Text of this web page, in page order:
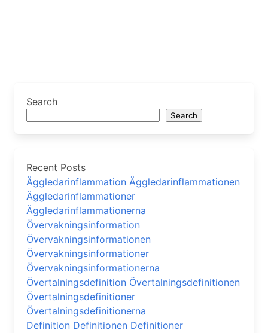
Search
Search
Recent Posts
Äggledarinflammation Äggledarinflammationen
Äggledarinflammationer
Äggledarinflammationerna
Övervakningsinformation
Övervakningsinformationen
Övervakningsinformationer
Övervakningsinformationerna
Övertalningsdefinition Övertalningsdefinitionen
Övertalningsdefinitioner
Övertalningsdefinitionerna
Definition Definitionen Definitioner